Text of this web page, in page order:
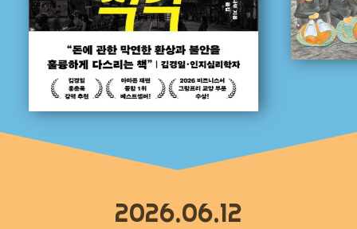
2026.06.12